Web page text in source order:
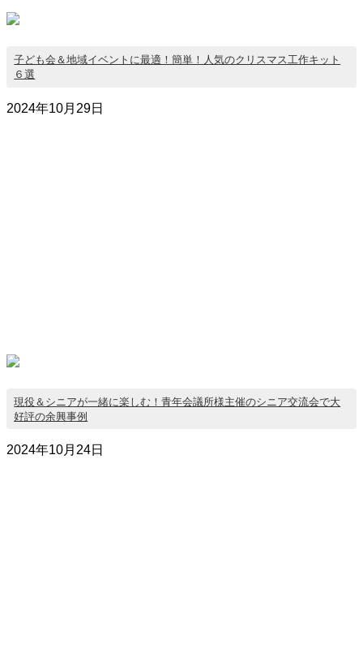
子ども会＆地域イベントに最適！簡単！人気のクリスマス工作キット
６選
2024年10月29日
現役＆シニアが一緒に楽しむ！青年会議所様主催のシニア交流会で大
好評の余興事例
2024年10月24日